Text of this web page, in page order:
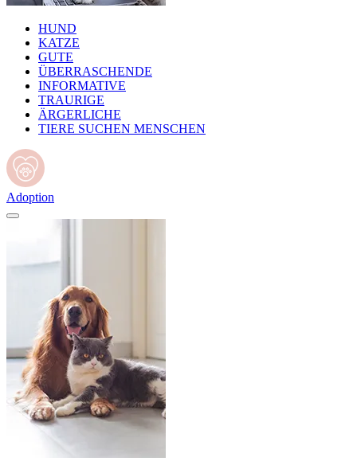
HUND
KATZE
GUTE
ÜBERRASCHENDE
INFORMATIVE
TRAURIGE
ÄRGERLICHE
TIERE SUCHEN MENSCHEN
Adoption